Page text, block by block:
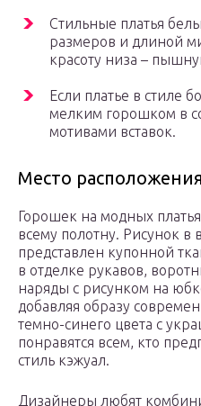
Стильные платья
размеров и длиной
красоту низа –
Если платье в стиле
мелким горошком в
мотивами вставок.
Место расположения
Горошек на модных
всему полотну. Рисунок в
представлен купонной
в отделке рукавов,
наряды с рисунком на
добавляя образу
темно-синего цвета с
понравятся всем, кто
стиль кэжуал.
Дизайнеры любят